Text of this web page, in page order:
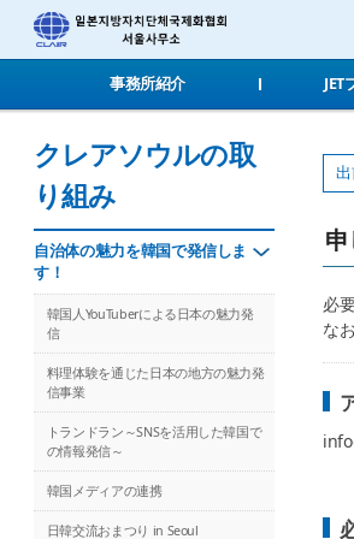
事務所紹介 JET
クレアソウルの取
り組み
自治体の魅力を韓国で発信しま
す！
韓国人YouTuberによる日本の魅力発
信
料理体験を通じた日本の地方の魅力発
信事業
トランドラン～SNSを活用した韓国で
の情報発信～
韓国メディアの連携
日韓交流おまつり in Seoul
必
な